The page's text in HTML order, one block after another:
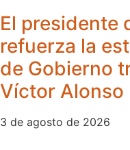
El presidente
refuerza la
de Gobierno
Víctor Alonso
3 de agosto de 2026